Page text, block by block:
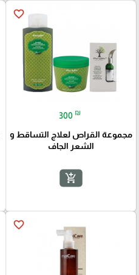
favorite_border
300 ₪
مجموعة القراص لعلاج التساقط و
الشعر الجاف
add_shopping_cart
favorite_border